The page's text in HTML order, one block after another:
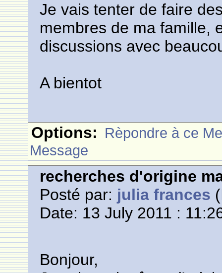
Je vais tenter de faire
membres de ma famille,
discussions avec
A bientot
Options: Rèpondre à ce
Message
recherches d'origine
Posté par: julia frances
Date: 13 July 2011 :
Bonjour,